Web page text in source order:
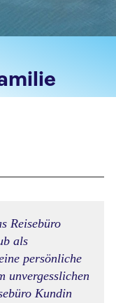
Reisebüro
als
persönliche
unvergesslichen
Kundin